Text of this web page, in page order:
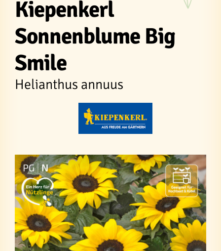
Kiepenkerl
Sonnenblume Big
Smile
Helianthus annuus